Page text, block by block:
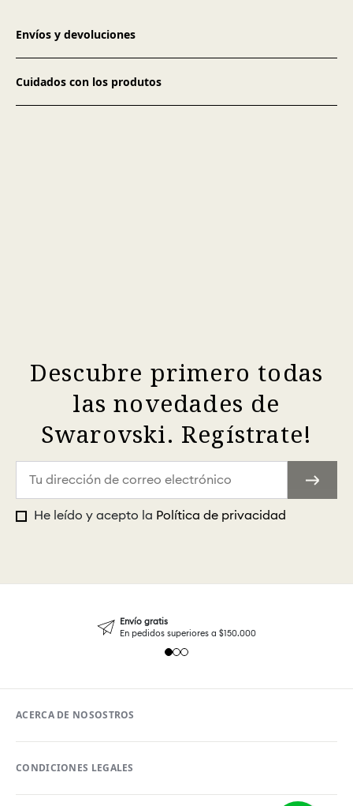
Envíos y devoluciones
Cuidados con los produtos
Descubre primero todas
las novedades de
Swarovski. Regístrate!
He leído y acepto la Política de privacidad
Envío gratis
En pedidos superiores a $150.000
ACERCA DE NOSOSTROS
CONDICIONES LEGALES